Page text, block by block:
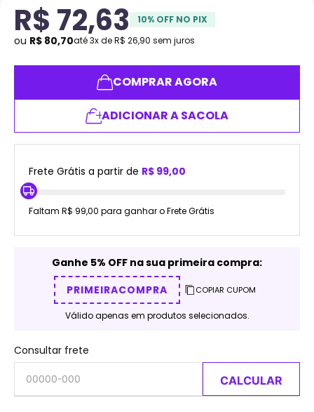
R$ 72,63 10% OFF NO PIX
ou R$ 80,70até3x deR$ 26,90 sem juros
COMPRAR AGORA
ADICIONAR A SACOLA
Frete Grátis a partir de R$ 99,00
Faltam R$ 99,00 para ganhar o Frete Grátis
Ganhe 5% OFF na sua primeira compra:
PRIMEIRACOMPRA
COPIAR CUPOM
Válido apenas em produtos selecionados.
Consultar frete
CALCULAR